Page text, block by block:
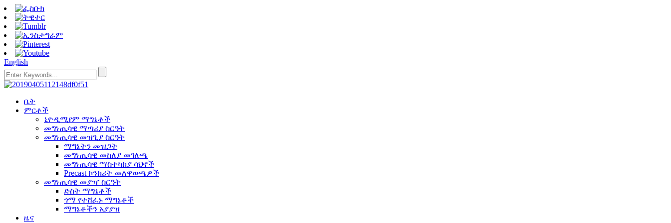
English
ቤት
ምርቶች
ኒዮዲሚየም ማግኔቶች
መግነጢሳዊ ማጣሪያ ስርዓት
መግነጢሳዊ መዝጊያ ስርዓት
ማግኔትን መዝጋት
መግነጢሳዊ መከለያ መገለጫ
መግነጢሳዊ ማስተካከያ ሳህኖች
Precast ኮንክሪት መለዋወጫዎች
መግነጢሳዊ መያዣ ስርዓት
ድስት ማግኔቶች
ጎማ የተሸፈኑ ማግኔቶች
ማግኔቶችን አያያዝ
ዜና